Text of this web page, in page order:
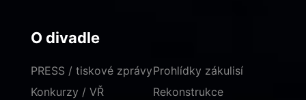
O divadle
PRESS / tiskové zprávy
Konkurzy / VŘ
Prohlídky zákulisí
Rekonstrukce